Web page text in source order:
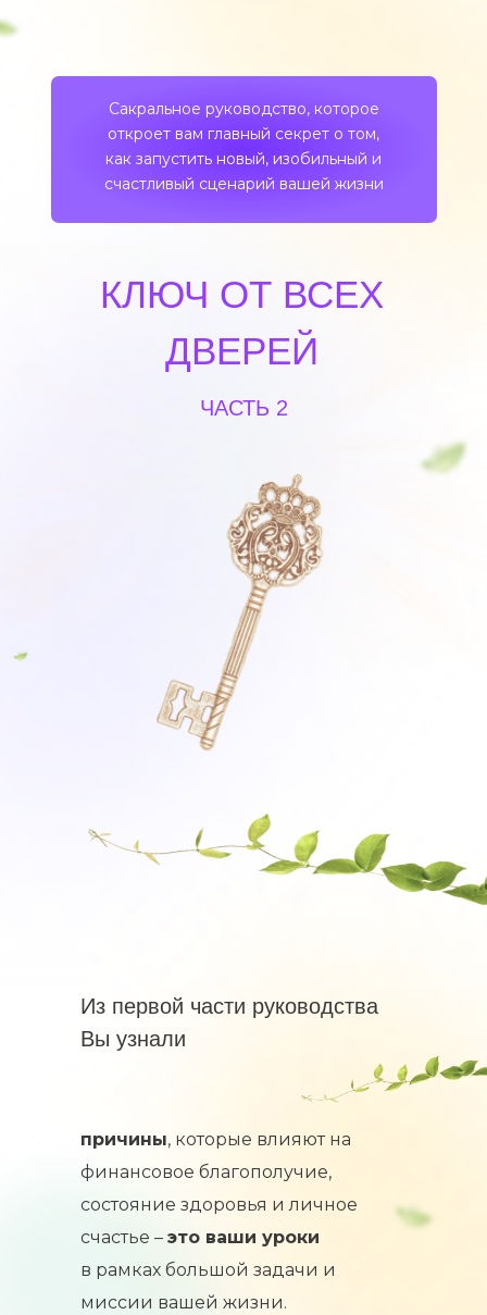
Сакральное руководство, которое
откроет вам главный секрет о том,
как запустить новый, изобильный и
счастливый сценарий вашей жизни
КЛЮЧ ОТ ВСЕХ
ДВЕРЕЙ
Из первой части руководства
Вы узнали
причины, которые влияют на
финансовое благополучие,
состояние здоровья и личное
счастье – это ваши уроки
в рамках большой задачи и
миссии вашей жизни.
ЧАСТЬ 2